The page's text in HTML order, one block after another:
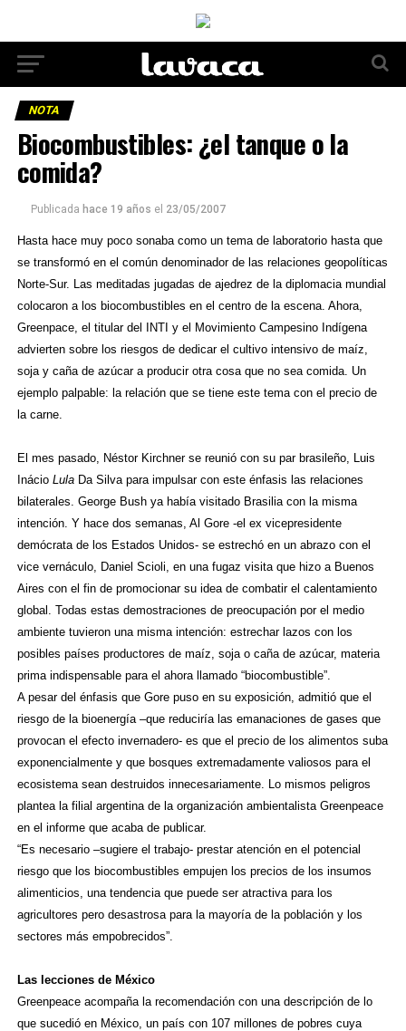
NOTA
Biocombustibles: ¿el tanque o la
comida?
Publicada hace 19 años el 23/05/2007
Hasta hace muy poco sonaba como un tema de laboratorio hasta que
se transformó en el común denominador de las relaciones geopolíticas
Norte-Sur. Las meditadas jugadas de ajedrez de la diplomacia mundial
colocaron a los biocombustibles en el centro de la escena. Ahora,
Greenpace, el titular del INTI y el Movimiento Campesino Indígena
advierten sobre los riesgos de dedicar el cultivo intensivo de maíz,
soja y caña de azúcar a producir otra cosa que no sea comida. Un
ejemplo palpable: la relación que se tiene este tema con el precio de
la carne.
El mes pasado, Néstor Kirchner se reunió con su par brasileño, Luis
Inácio LulaDa Silva para impulsar con este énfasis las relaciones
bilaterales. George Bush ya había visitado Brasilia con la misma
intención. Y hace dos semanas, Al Gore -el ex vicepresidente
demócrata de los Estados Unidos- se estrechó en un abrazo con el
vice vernáculo, Daniel Scioli, en una fugaz visita que hizo a Buenos
Aires con el fin de promocionar su idea de combatir el calentamiento
global. Todas estas demostraciones de preocupación por el medio
ambiente tuvieron una misma intención: estrechar lazos con los
posibles países productores de maíz, soja o caña de azúcar, materia
prima indispensable para el ahora llamado “biocombustible”.
A pesar del énfasis que Gore puso en su exposición, admitió que el
riesgo de la bioenergía –que reduciría las emanaciones de gases que
provocan el efecto invernadero- es que el precio de los alimentos suba
exponencialmente y que bosques extremadamente valiosos para el
ecosistema sean destruidos innecesariamente. Lo mismos peligros
plantea la filial argentina de la organización ambientalista Greenpeace
en el informe que acaba de publicar.
“Es necesario –sugiere el trabajo- prestar atención en el potencial
riesgo que los biocombustibles empujen los precios de los insumos
alimenticios, una tendencia que puede ser atractiva para los
agricultores pero desastrosa para la mayoría de la población y los
sectores más empobrecidos”.
Las lecciones de México
Greenpeace acompaña la recomendación con una descripción de lo
que sucedió en México, un país con 107 millones de pobres cuya